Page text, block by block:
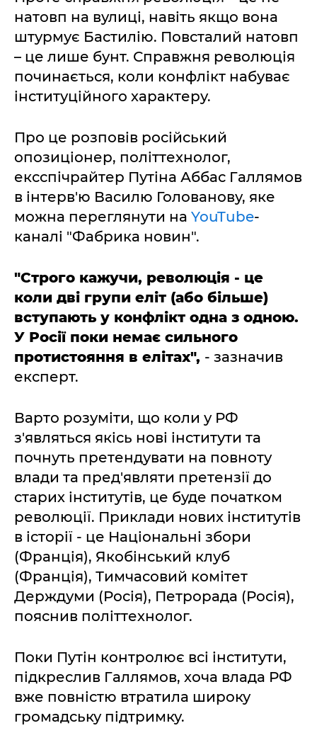
натовп на вулиці, навіть якщо вона
штурмує Бастилію. Повсталий натовп
– це лише бунт. Справжня революція
починається, коли конфлікт набуває
інституційного характеру.
Про це розповів російський
опозиціонер, політтехнолог,
ексспічрайтер Путіна Аббас Галлямов
в інтерв'ю Василю Голованову, яке
можна переглянути на YouTube-
каналі "Фабрика новин".
"Строго кажучи, революція - це
коли дві групи еліт (або більше)
вступають у конфлікт одна з одною.
У Росії поки немає сильного
протистояння в елітах", - зазначив
експерт.
Варто розуміти, що коли у РФ
з'являться якісь нові інститути та
почнуть претендувати на повноту
влади та пред'являти претензії до
старих інститутів, це буде початком
революції. Приклади нових інститутів
в історії - це Національні збори
(Франція), Якобінський клуб
(Франція), Тимчасовий комітет
Держдуми (Росія), Петрорада (Росія),
пояснив політтехнолог.
Поки Путін контролює всі інститути,
підкреслив Галлямов, хоча влада РФ
вже повністю втратила широку
громадську підтримку.